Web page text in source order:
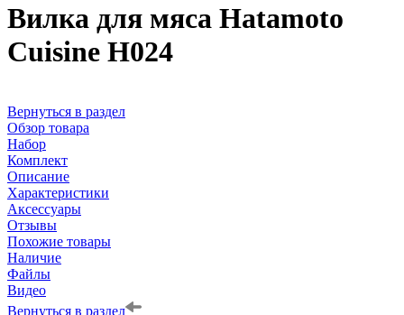
Вилка для мяса Hatamoto
Cuisine H024
Вернуться в раздел
Обзор товара
Набор
Комплект
Описание
Характеристики
Аксессуары
Отзывы
Похожие товары
Наличие
Файлы
Видео
Вернуться в раздел